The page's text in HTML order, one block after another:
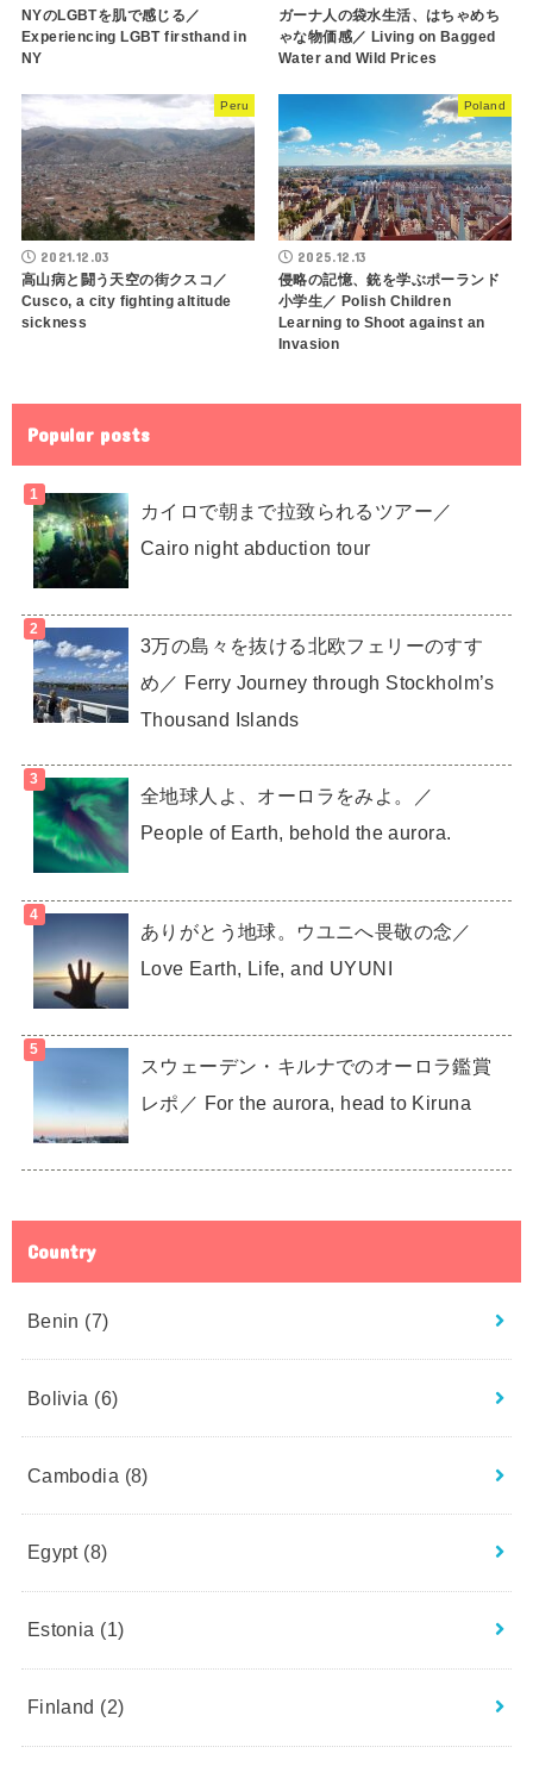
NYのLGBTを肌で感じる／
Experiencing LGBT firsthand in
NY
ガーナ人の袋水生活、はちゃめち
ゃな物価感／ Living on Bagged
Water and Wild Prices
Peru
2021.12.03
高山病と闘う天空の街クスコ／
Cusco, a city fighting altitude
sickness
Poland
2025.12.13
侵略の記憶、銃を学ぶポーランド
小学生／ Polish Children
Learning to Shoot against an
Invasion
Popular posts
カイロで朝まで拉致られるツアー／
Cairo night abduction tour
3万の島々を抜ける北欧フェリーのすす
め／ Ferry Journey through Stockholm’s
Thousand Islands
全地球人よ、オーロラをみよ。／
People of Earth, behold the aurora.
ありがとう地球。ウユニへ畏敬の念／
Love Earth, Life, and UYUNI
スウェーデン・キルナでのオーロラ鑑賞
レポ／ For the aurora, head to Kiruna
Country
Benin (7)
Bolivia (6)
Cambodia (8)
Egypt (8)
Estonia (1)
Finland (2)